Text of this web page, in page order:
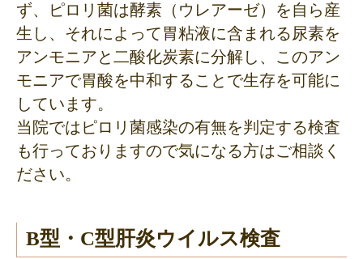
ず、ピロリ菌は酵素（ウレアーゼ）を自ら産
生し、それによって胃粘液に含まれる尿素を
アンモニアと二酸化炭素に分解し、このアン
モニアで胃酸を中和することで生存を可能に
しています。
当院ではピロリ菌感染の有無を判定する検査
も行っておりますので気になる方はご相談く
ださい。
B型・C型肝炎ウイルス検査